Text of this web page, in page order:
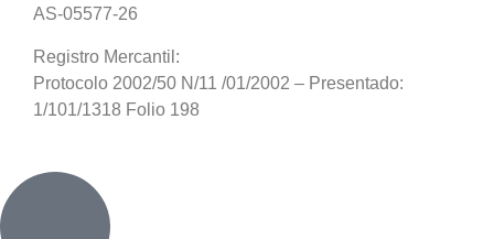
AS-05577-26
Registro Mercantil:
Protocolo 2002/50 N/11 /01/2002 – Presentado:
1/101/1318 Folio 198